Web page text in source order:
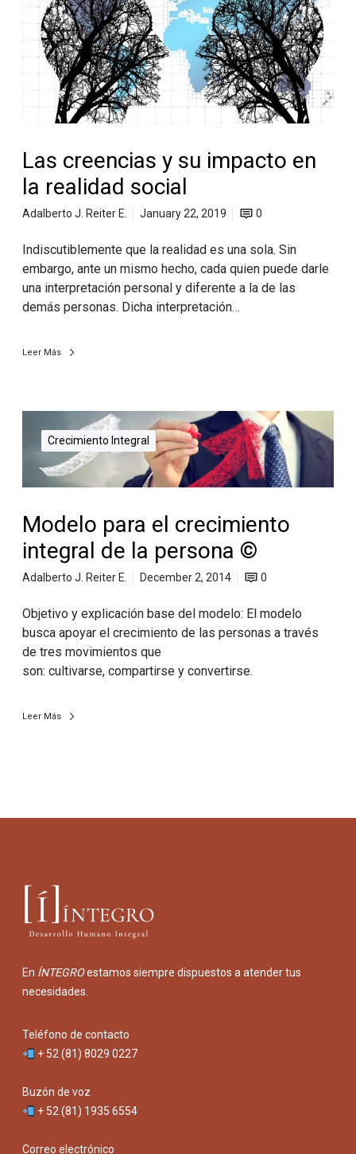
Las creencias y su impacto en
la realidad social
Adalberto J. Reiter E. January 22, 2019 0
Indiscutiblemente que la realidad es una sola. Sin
embargo, ante un mismo hecho, cada quien puede darle
una interpretación personal y diferente a la de las
demás personas. Dicha interpretación…
Leer Más
Crecimiento Integral
Modelo para el crecimiento
integral de la persona ©
Adalberto J. Reiter E. December 2, 2014 0
Objetivo y explicación base del modelo: El modelo
busca apoyar el crecimiento de las personas a través
de tres movimientos que
son: cultivarse, compartirse y convertirse.
Leer Más
En ÍNTEGROestamos siempre dispuestos a atender tus
necesidades.
Teléfono de contacto
+ 52 (81) 8029 0227
Buzón de voz
+ 52 (81) 1935 6554
Correo electrónico